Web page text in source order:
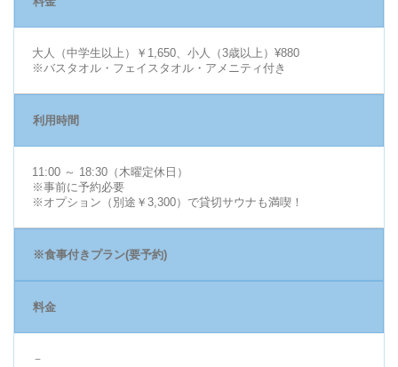
大人（中学生以上）￥1,650、小人（3歳以上）¥880
※バスタオル・フェイスタオル・アメニティ付き
利用時間
11:00 ～ 18:30（木曜定休日）
※事前に予約必要
※オプション（別途￥3,300）で貸切サウナも満喫！
※食事付きプラン(要予約)
料金
－